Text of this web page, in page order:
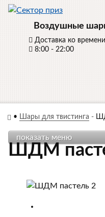
Воздушные
Доставка ко времени
8:00 - 22:00
• Шары для твистинга -
ШДМ
показать меню